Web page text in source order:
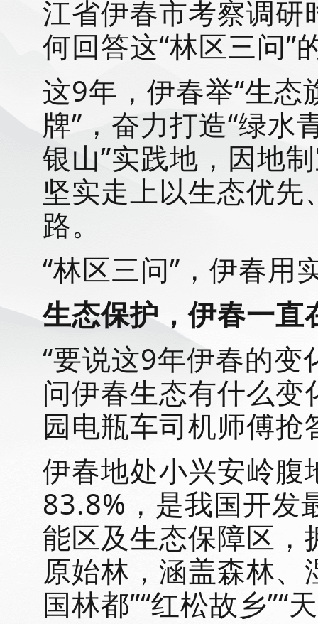
江省伊春市考察调
何回答这“林区三问”
这9年，伊春举“生态
牌”，奋力打造“绿
银山”实践地，因地
坚实走上以生态优
路。
“林区三问”，伊春用
生态保护，伊春一直
“要说这9年伊春的变
问伊春生态有什么
园电瓶车司机师傅抢
伊春地处小兴安岭
83.8%，是我国开发
能区及生态保障区
原始林，涵盖森林、
国林都”“红松故乡”“